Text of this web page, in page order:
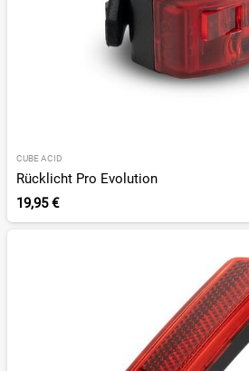
CUBE ACID
Rücklicht Pro Evolution
19,95 €